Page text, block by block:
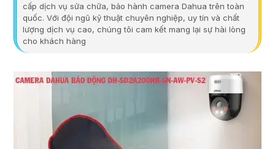
cấp dịch vụ sửa chữa, bảo hành camera Dahua trên toàn
quốc. Với đội ngũ kỹ thuật chuyên nghiệp, uy tín và chất
lượng dịch vụ cao, chúng tôi cam kết mang lại sự hài lòng
cho khách hàng